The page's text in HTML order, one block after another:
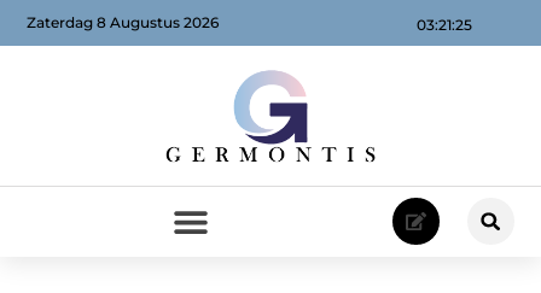
03:21:26
Zaterdag 8 Augustus 2026